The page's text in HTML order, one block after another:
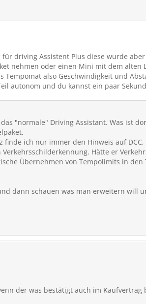
driving Assistent Plus diese wurde
nehmen oder einen Mini mit dem alten
Tempomat also Geschwindigkeit und
autonom und du kannst ein paar
"normale" Driving Assistant. Was ist
ich nur immer den Hinweis auf
Hätte er
Übernehmen von Tempolimits in
dann schauen was man erweitern will
der was bestätigt auch im Kaufvertrag